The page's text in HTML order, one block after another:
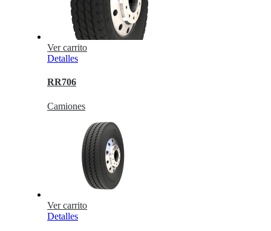
Ver carrito
Detalles
RR706
Camiones
Ver carrito
Detalles